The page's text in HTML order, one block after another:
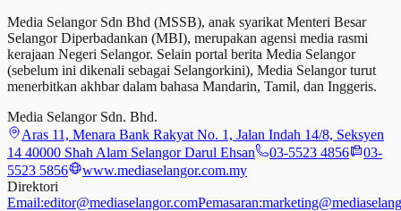
Media Selangor Sdn Bhd (MSSB), anak syarikat Menteri Besar
Selangor Diperbadankan (MBI), merupakan agensi media rasmi
kerajaan Negeri Selangor. Selain portal berita Media Selangor
(sebelum ini dikenali sebagai Selangorkini), Media Selangor turut
menerbitkan akhbar dalam bahasa Mandarin, Tamil, dan Inggeris.
Media Selangor Sdn. Bhd.
Aras 11, Menara Bank Rakyat No. 1, Jalan Indah 14/8, Seksyen
14 40000 Shah Alam Selangor Darul Ehsan
03-5523 4856
03-
5523 5856
www.mediaselangor.com.my
Direktori
Email:editor@mediaselangor.comPemasaran: